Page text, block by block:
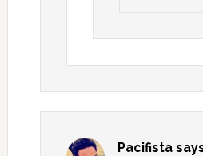
Pacifista